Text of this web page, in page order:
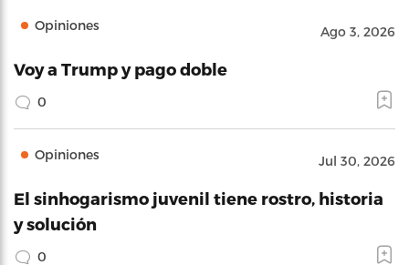
Opiniones Ago 3, 2026
Voy a Trump y pago doble
0
Opiniones Jul 30, 2026
El sinhogarismo juvenil tiene rostro, historia
y solución
0